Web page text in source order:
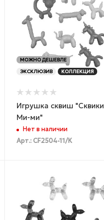
МОЖНО ДЕШЕВЛЕ
ЭКСКЛЮЗИВ
КОЛЛЕКЦИЯ
Игрушка сквиш "Сквики
Ми-ми"
Нет в наличии
Арт.: CF2504-11/К